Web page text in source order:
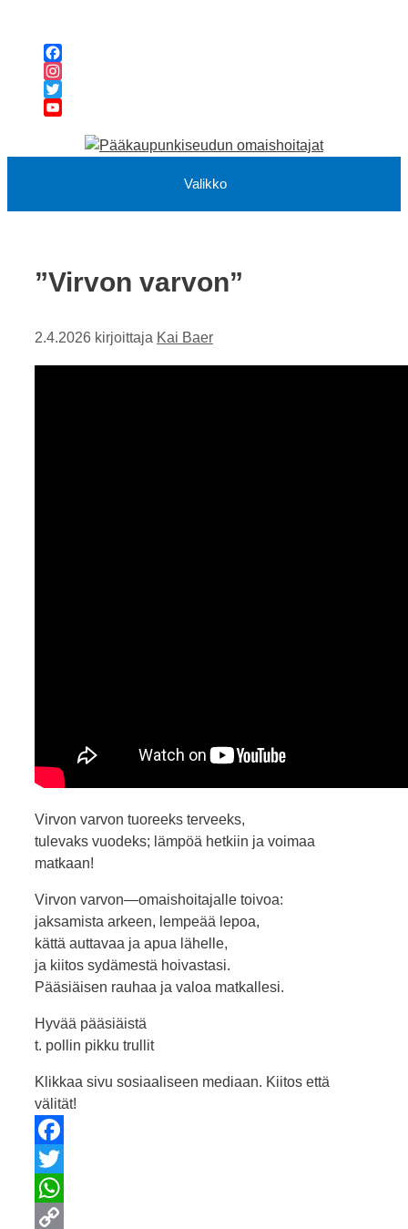
Channel
Valikko
”Virvon varvon”
2.4.2026 kirjoittaja Kai Baer
Virvon varvon tuoreeks terveeks,
tulevaks vuodeks; lämpöä hetkiin ja voimaa
matkaan!
Virvon varvon—omaishoitajalle toivoa:
jaksamista arkeen, lempeää lepoa,
kättä auttavaa ja apua lähelle,
ja kiitos sydämestä hoivastasi.
Pääsiäisen rauhaa ja valoa matkallesi.
Hyvää pääsiäistä
t. pollin pikku trullit
Klikkaa sivu sosiaaliseen mediaan. Kiitos että
välität!
Facebook
Twitter
WhatsApp